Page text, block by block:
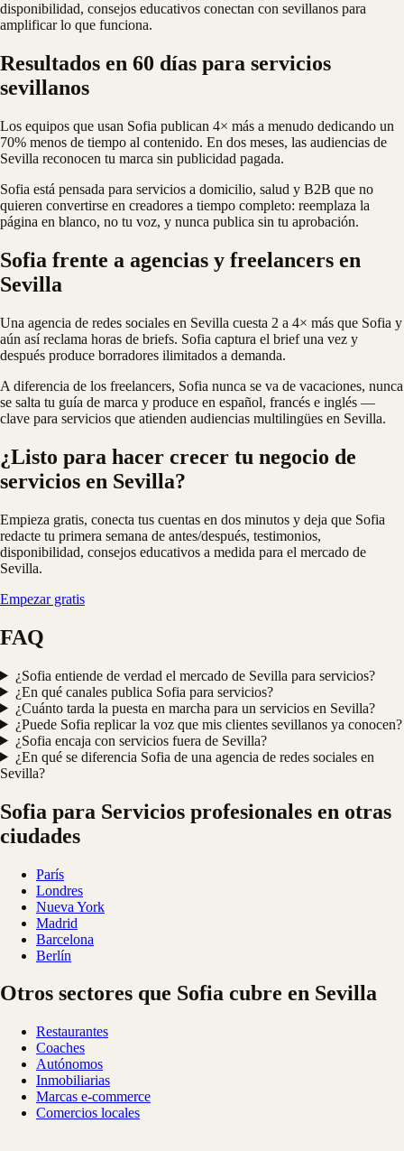
disponibilidad, consejos educativos conectan con sevillanos para
amplificar lo que funciona.
Resultados en 60 días para servicios
sevillanos
Los equipos que usan Sofia publican 4× más a menudo dedicando un
70% menos de tiempo al contenido. En dos meses, las audiencias de
Sevilla reconocen tu marca sin publicidad pagada.
Sofia está pensada para servicios a domicilio, salud y B2B que no
quieren convertirse en creadores a tiempo completo: reemplaza la
página en blanco, no tu voz, y nunca publica sin tu aprobación.
Sofia frente a agencias y freelancers en
Sevilla
Una agencia de redes sociales en Sevilla cuesta 2 a 4× más que Sofia y
aún así reclama horas de briefs. Sofia captura el brief una vez y
después produce borradores ilimitados a demanda.
A diferencia de los freelancers, Sofia nunca se va de vacaciones, nunca
se salta tu guía de marca y produce en español, francés e inglés —
clave para servicios que atienden audiencias multilingües en Sevilla.
¿Listo para hacer crecer tu negocio de
servicios en Sevilla?
Empieza gratis, conecta tus cuentas en dos minutos y deja que Sofia
redacte tu primera semana de antes/después, testimonios,
disponibilidad, consejos educativos a medida para el mercado de
Sevilla.
Empezar gratis
FAQ
¿Sofia entiende de verdad el mercado de Sevilla para servicios?
¿En qué canales publica Sofia para servicios?
¿Cuánto tarda la puesta en marcha para un servicios en Sevilla?
¿Puede Sofia replicar la voz que mis clientes sevillanos ya conocen?
¿Sofia encaja con servicios fuera de Sevilla?
¿En qué se diferencia Sofia de una agencia de redes sociales en
Sevilla?
Sofia para Servicios profesionales en otras
ciudades
París
Londres
Nueva York
Madrid
Barcelona
Berlín
Otros sectores que Sofia cubre en Sevilla
Restaurantes
Coaches
Autónomos
Inmobiliarias
Marcas e-commerce
Comercios locales